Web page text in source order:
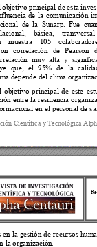
Científica y Tecnológica Alph
objetivo principal de esta
de la comunicación i
ional de la Sunarp. Fue
básica,
transversal
muestra 105
correlación de Pearson
muy alta y s
que, el 95% de la
depende del clima
objetivo principal de este
entre la resiliencia
nal en el personal de
en la gestión de recursos
la organización.